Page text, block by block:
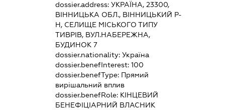
dossier.address:УКРАЇНА, 23300,
ВІННИЦЬКА ОБЛ., ВІННИЦЬКИЙ Р-
Н, СЕЛИЩЕ МІСЬКОГО ТИПУ
ТИВРІВ, ВУЛ.НАБЕРЕЖНА,
БУДИНОК 7
dossier.nationality:Україна
dossier.benefInterest:100
dossier.benefType: Прямий
вирішальний вплив
dossier.benefRole: КІНЦЕВИЙ
БЕНЕФІЦІАРНИЙ ВЛАСНИК